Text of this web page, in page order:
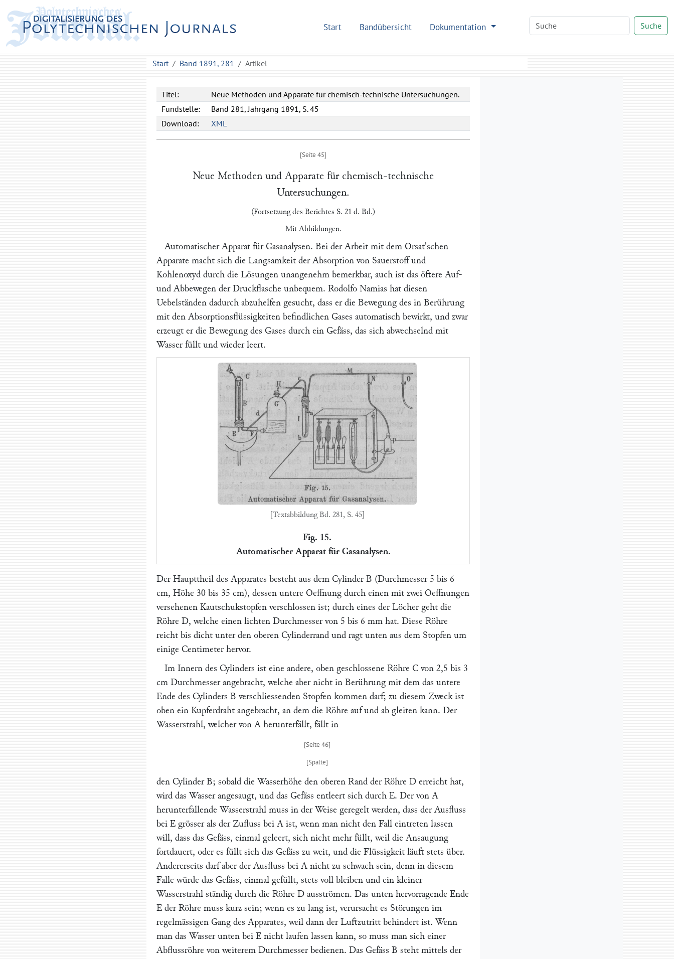
Start Bandübersicht Dokumentation Suche
Start Band 1891, 281 Artikel
Titel:
Neue Methoden und Apparate für chemisch-technische Untersuchungen.
Fundstelle:
Band 281, Jahrgang 1891, S. 45
Download:
XML
Neue Methoden und Apparate für chemisch-technische
Untersuchungen.
(Fortsetzung des Berichtes S. 21 d. Bd.)
Mit Abbildungen.
Automatischer Apparat für Gasanalysen. Bei der Arbeit mit dem Orsat'schen
Apparate macht sich die Langsamkeit der Absorption von Sauerstoff und
Kohlenoxyd durch die Lösungen unangenehm bemerkbar, auch ist das öftere Auf-
und Abbewegen der Druckflasche unbequem. Rodolfo Namias hat diesen
Uebelständen dadurch abzuhelfen gesucht, dass er die Bewegung des in Berührung
mit den Absorptionsflüssigkeiten befindlichen Gases automatisch bewirkt, und zwar
erzeugt er die Bewegung des Gases durch ein Gefäss, das sich abwechselnd mit
Wasser füllt und wieder leert.
[Textabbildung Bd. 281, S. 45]
Fig. 15.
Automatischer Apparat für Gasanalysen.
Der Haupttheil des Apparates besteht aus dem Cylinder B (Durchmesser 5 bis 6
cm, Höhe 30 bis 35 cm), dessen untere Oeffnung durch einen mit zwei Oeffnungen
versehenen Kautschukstopfen verschlossen ist; durch eines der Löcher geht die
Röhre D, welche einen lichten Durchmesser von 5 bis 6 mm hat. Diese Röhre
reicht bis dicht unter den oberen Cylinderrand und ragt unten aus dem Stopfen um
einige Centimeter hervor.
Im Innern des Cylinders ist eine andere, oben geschlossene Röhre C von 2,5 bis 3
cm Durchmesser angebracht, welche aber nicht in Berührung mit dem das untere
Ende des Cylinders B verschliessenden Stopfen kommen darf; zu diesem Zweck ist
oben ein Kupferdraht angebracht, an dem die Röhre auf und ab gleiten kann. Der
Wasserstrahl, welcher von A herunterfällt, fällt in
den Cylinder B; sobald die Wasserhöhe den oberen Rand der Röhre D erreicht hat,
wird das Wasser angesaugt, und das Gefäss entleert sich durch E. Der von A
herunterfallende Wasserstrahl muss in der Weise geregelt werden, dass der Ausfluss
bei E grösser als der Zufluss bei A ist, wenn man nicht den Fall eintreten lassen
will, dass das Gefäss, einmal geleert, sich nicht mehr füllt, weil die Ansaugung
fortdauert, oder es füllt sich das Gefäss zu weit, und die Flüssigkeit läuft stets über.
Andererseits darf aber der Ausfluss bei A nicht zu schwach sein, denn in diesem
Falle würde das Gefäss, einmal gefüllt, stets voll bleiben und ein kleiner
Wasserstrahl ständig durch die Röhre D ausströmen. Das unten hervorragende Ende
E der Röhre muss kurz sein; wenn es zu lang ist, verursacht es Störungen im
regelmässigen Gang des Apparates, weil dann der Luftzutritt behindert ist. Wenn
man das Wasser unten bei E nicht laufen lassen kann, so muss man sich einer
Abflussröhre von weiterem Durchmesser bedienen. Das Gefäss B steht mittels der